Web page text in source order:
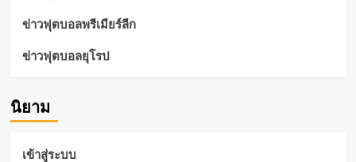
ข่าวฟุตบอลพรีเมียร์ลีก
ข่าวฟุตบอลยุโรป
นิยาม
เข้าสู่ระบบ